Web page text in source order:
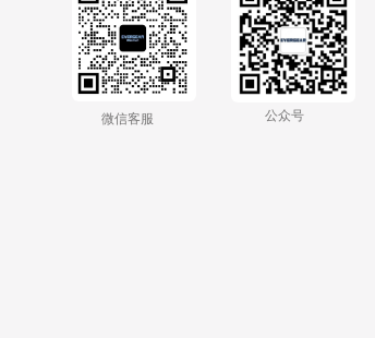
微信客服 公众号